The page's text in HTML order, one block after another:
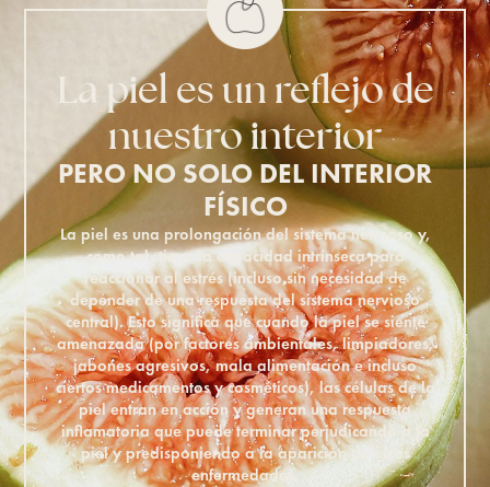
La piel es un reflejo de
nuestro interior
PERO NO SOLO DEL INTERIOR
FÍSICO
La piel es una prolongación del sistema nervioso y,
como tal, tiene la capacidad intrínseca para
reaccionar al estrés (incluso sin necesidad de
depender de una respuesta del sistema nervioso
central). Esto significa que cuando la piel se siente
amenazada (por factores ambientales, limpiadores,
jabones agresivos, mala alimentación e incluso
ciertos medicamentos y cosméticos), las células de la
piel entran en acción y generan una respuesta
inflamatoria que puede terminar perjudicando a la
piel y predisponiendo a la aparición de estas
enfermedades.